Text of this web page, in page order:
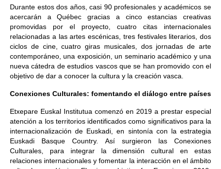
Durante estos dos años, casi 90 profesionales y académicos se
acercarán a Québec gracias a cinco estancias creativas
promovidas por el proyecto, cuatro citas internacionales
relacionadas a las artes escénicas, tres festivales literarios, dos
ciclos de cine, cuatro giras musicales, dos jornadas de arte
contemporáneo, una exposición, un seminario académico y una
nueva cátedra de estudios vascos que se han promovido con el
objetivo de dar a conocer la cultura y la creación vasca.
Conexiones Culturales: fomentando el diálogo entre países
Etxepare Euskal Institutua comenzó en 2019 a prestar especial
atención a los territorios identificados como significativos para la
internacionalización de Euskadi, en sintonía con la estrategia
Euskadi Basque Country. Así surgieron las Conexiones
Culturales, para integrar la dimensión cultural en estas
relaciones internacionales y fomentar la interacción en el ámbito